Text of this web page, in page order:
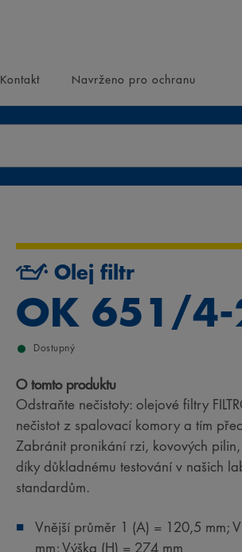
Kontakt Navrženo pro ochranu
Olej filtr
OK 651/
Dostupný
O tomto produktu
Odstraňte nečistoty: olejové filtry
nečistot z spalovací komory a tím
Zabránit pronikání rzi, kovových
díky důkladnému testování v našich
standardům.
Vnější průměr 1 (A) = 120,5 mm;
mm; Výška (H) = 274 mm